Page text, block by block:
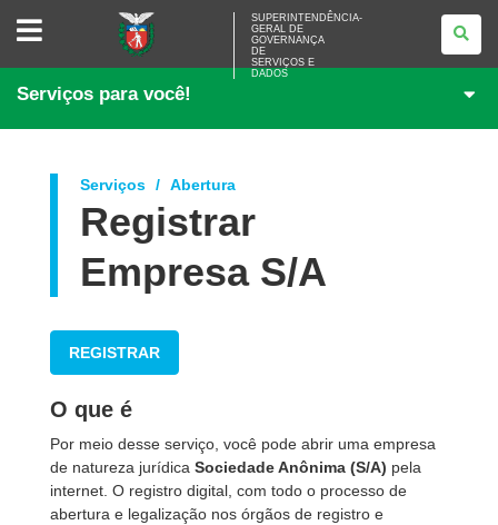
SUPERINTENDÊNCIA-
<BR>GOVERNANÇA
SERVIÇOS
DADOS
SUPERINTENDÊNCIA-
GERAL DE
GOVERNANÇA
DE
SERVIÇOS E
DADOS
Serviços para você!
Serviços Abertura
Registrar
Empresa S/A
REGISTRAR
O que é
Por meio desse serviço, você pode abrir uma empresa
de natureza jurídica Sociedade Anônima (S/A) pela
internet. O registro digital, com todo o processo de
abertura e legalização nos órgãos de registro e